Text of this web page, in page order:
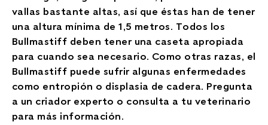
vallas bastante altas, así que éstas han de tener
una altura mínima de 1,5 metros. Todos los
Bullmastiff deben tener una caseta apropiada
para cuando sea necesario. Como otras razas, el
Bullmastiff puede sufrir algunas enfermedades
como entropión o displasia de cadera. Pregunta
a un criador experto o consulta a tu veterinario
para más información.